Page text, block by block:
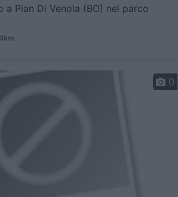
a Pian Di Venola (BO) nel parco
0